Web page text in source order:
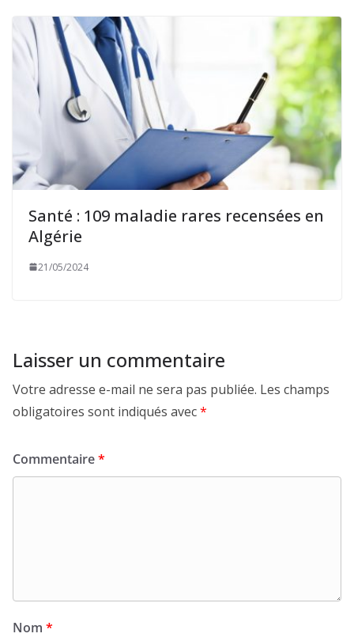
Santé : 109 maladie rares recensées en
Algérie
21/05/2024
Laisser un commentaire
Votre adresse e-mail ne sera pas publiée. Les champs
obligatoires sont indiqués avec*
Commentaire*
Nom *